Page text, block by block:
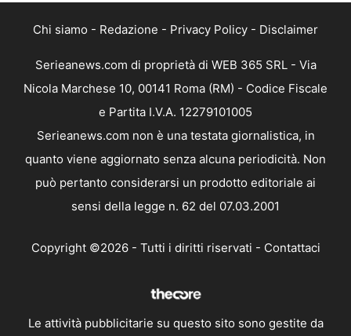
Chi siamo - Redazione - Privacy Policy - Disclaimer
Serieanews.com di proprietà di WEB 365 SRL - Via
Nicola Marchese 10, 00141 Roma (RM) - Codice Fiscale
e Partita I.V.A. 12279101005
Serieanews.com non è una testata giornalistica, in
quanto viene aggiornato senza alcuna periodicità. Non
può pertanto considerarsi un prodotto editoriale ai
sensi della legge n. 62 del 07.03.2001
Copyright ©2026 - Tutti i diritti riservati - Contattaci
Le attività pubblicitarie su questo sito sono gestite da